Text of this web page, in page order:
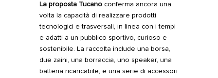
La proposta Tucanoconferma ancora una
volta la capacità di realizzare prodotti
tecnologici e trasversali, in linea con i tempi
e adatti a un pubblico sportivo, curioso e
sostenibile. La raccolta include una borsa,
due zaini, una borraccia, uno speaker, una
batteria ricaricabile, e una serie di accessori